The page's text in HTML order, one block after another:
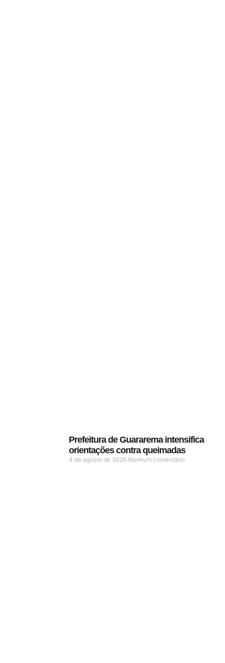
Prefeitura de Guararema intensifica
orientações contra queimadas
4 de agosto de 2026 Nenhum comentário